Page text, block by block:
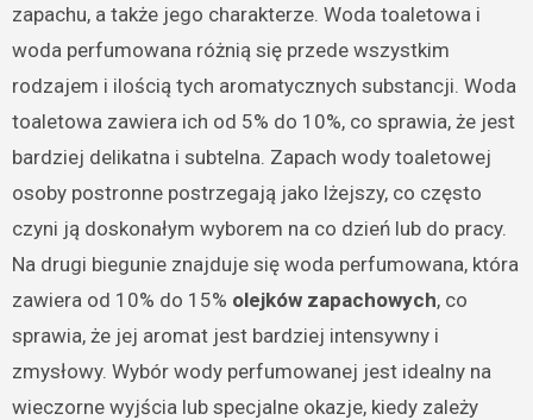
zapachu, a także jego charakterze. Woda toaletowa i
woda perfumowana różnią się przede wszystkim
rodzajem i ilością tych aromatycznych substancji. Woda
toaletowa zawiera ich od 5% do 10%, co sprawia, że jest
bardziej delikatna i subtelna. Zapach wody toaletowej
osoby postronne postrzegają jako lżejszy, co często
czyni ją doskonałym wyborem na co dzień lub do pracy.
Na drugi biegunie znajduje się woda perfumowana, która
zawiera od 10% do 15% olejków zapachowych, co
sprawia, że jej aromat jest bardziej intensywny i
zmysłowy. Wybór wody perfumowanej jest idealny na
wieczorne wyjścia lub specjalne okazje, kiedy zależy